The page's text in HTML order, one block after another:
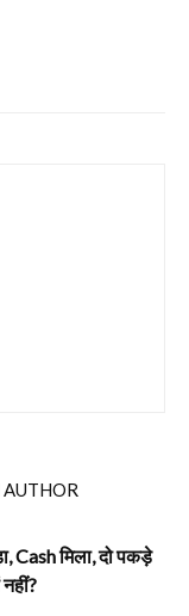
Cash मिला, दो पकड़े